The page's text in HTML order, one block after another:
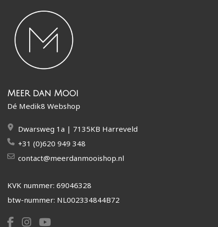
Meer dan Mooi
Dé Medik8 Webshop
Dwarsweg 1a | 7135KB Harreveld
+31 (0)620 949 348
contact@meerdanmooishop.nl
KVK nummer: 69046328
btw-nummer: NL002334844B72